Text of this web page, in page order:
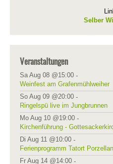
Selber
Veranstaltungen
Sa Aug 08 @15:00 -
Weinfest am Grafenmühlweiher
So Aug 09 @20:00 -
Ringelspü live im Jungbrunnen
Mo Aug 10 @19:00 -
Kirchenführung -
Di Aug 11 @10:00 -
Ferienprogramm Tatort
Fr Aug 14 @14:00 -